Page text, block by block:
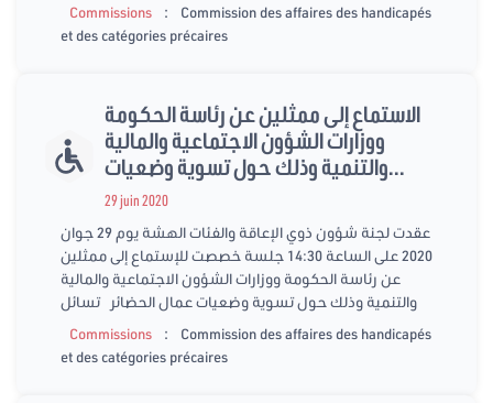
Commissions
:
Commission des affaires des handicapés
et des catégories précaires
الاستماع إلى ممثلين عن رئاسة الحكومة
ووزارات الشؤون الاجتماعية والمالية
والتنمية وذلك حول تسوية وضعيات...
29 juin 2020
عقدت لجنة شؤون ذوي الإعاقة والفئات الهشة يوم 29 جوان
2020 على الساعة 14:30 جلسة خصصت للإستماع إلى ممثلين
عن رئاسة الحكومة ووزارات الشؤون الاجتماعية والمالية
والتنمية وذلك حول تسوية وضعيات عمال الحضائر تسائل
Commissions
:
Commission des affaires des handicapés
et des catégories précaires